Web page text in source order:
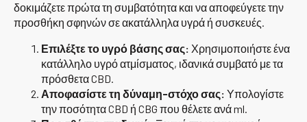
δοκιμάζετε πρώτα τη συμβατότητα και να αποφεύγετε την
προσθήκη σφηνών σε ακατάλληλα υγρά ή συσκευές.
Επιλέξτε το υγρό βάσης σας: Χρησιμοποιήστε ένα
κατάλληλο υγρό ατμίσματος, ιδανικά συμβατό με τα
πρόσθετα CBD.
Αποφασίστε τη δύναμη-στόχο σας: Υπολογίστε
την ποσότητα CBD ή CBG που θέλετε ανά ml.